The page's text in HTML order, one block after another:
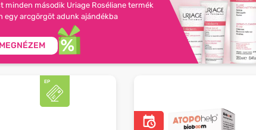
minden akcióban szereplő Uriage termék
kedvezménnyel lehet a tied
MEGNÉZEM